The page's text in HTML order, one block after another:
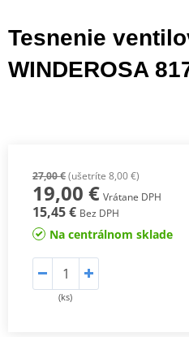
Tesnenie
WINDEROSA
27,00 €(ušetríte 8,00 €)
19,00 € Vrátane DPH
15,45 € Bez DPH
Na centrálnom sklade
(ks)